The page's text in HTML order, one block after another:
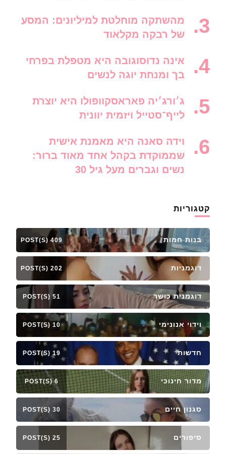
מהשתקה מוחלטת למיליונים: המסע
של רבקה מקלאוד
אינה נדוסוגובה היא מטפלת בפרחי
בך ומנחת יוגה לנשים
ג׳ורג׳יה פאראסקוופולו היא יוצרת
לייף־סטייל ויזמית יוונית
וידה סאנה היא מאמנת אישית
שממוקדת בקהל אחד מאוד ברור:
נשים וגברים מעל גיל 30
קטגוריות
בנות חמות 409 POST(S)
דוגמניות 202 POST(S)
דוגמנית כושר 51 POST(S)
וידוי אנונימי 10 POST(S)
חדשות 19 POST(S)
מדור חינוכי 6 POST(S)
סגנון חיים 30 POST(S)
סיפורים 25 POST(S)